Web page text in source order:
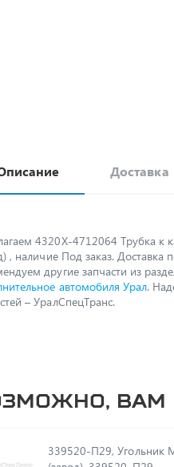
Доставка
4320Х-4712064 Трубка к
, наличие Под заказ. Доставка
другие запчасти из
автомобиля Урал.
– УралСпецТранс.
вам
339520-П29, Угольник